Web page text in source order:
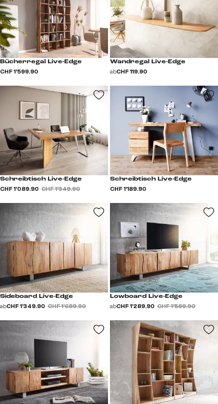
Bücherregal Live-Edge
CHF 1’599.90
Wandregal Live-Edge
abCHF 119.90
Schreibtisch Live-Edge
CHF 1’089.90 CHF 1’349.90
Schreibtisch Live-Edge
CHF 1’189.90
Sideboard Live-Edge
abCHF 1’349.90 CHF 1’689.90
Lowboard Live-Edge
abCHF 1’289.90 CHF 1’589.90